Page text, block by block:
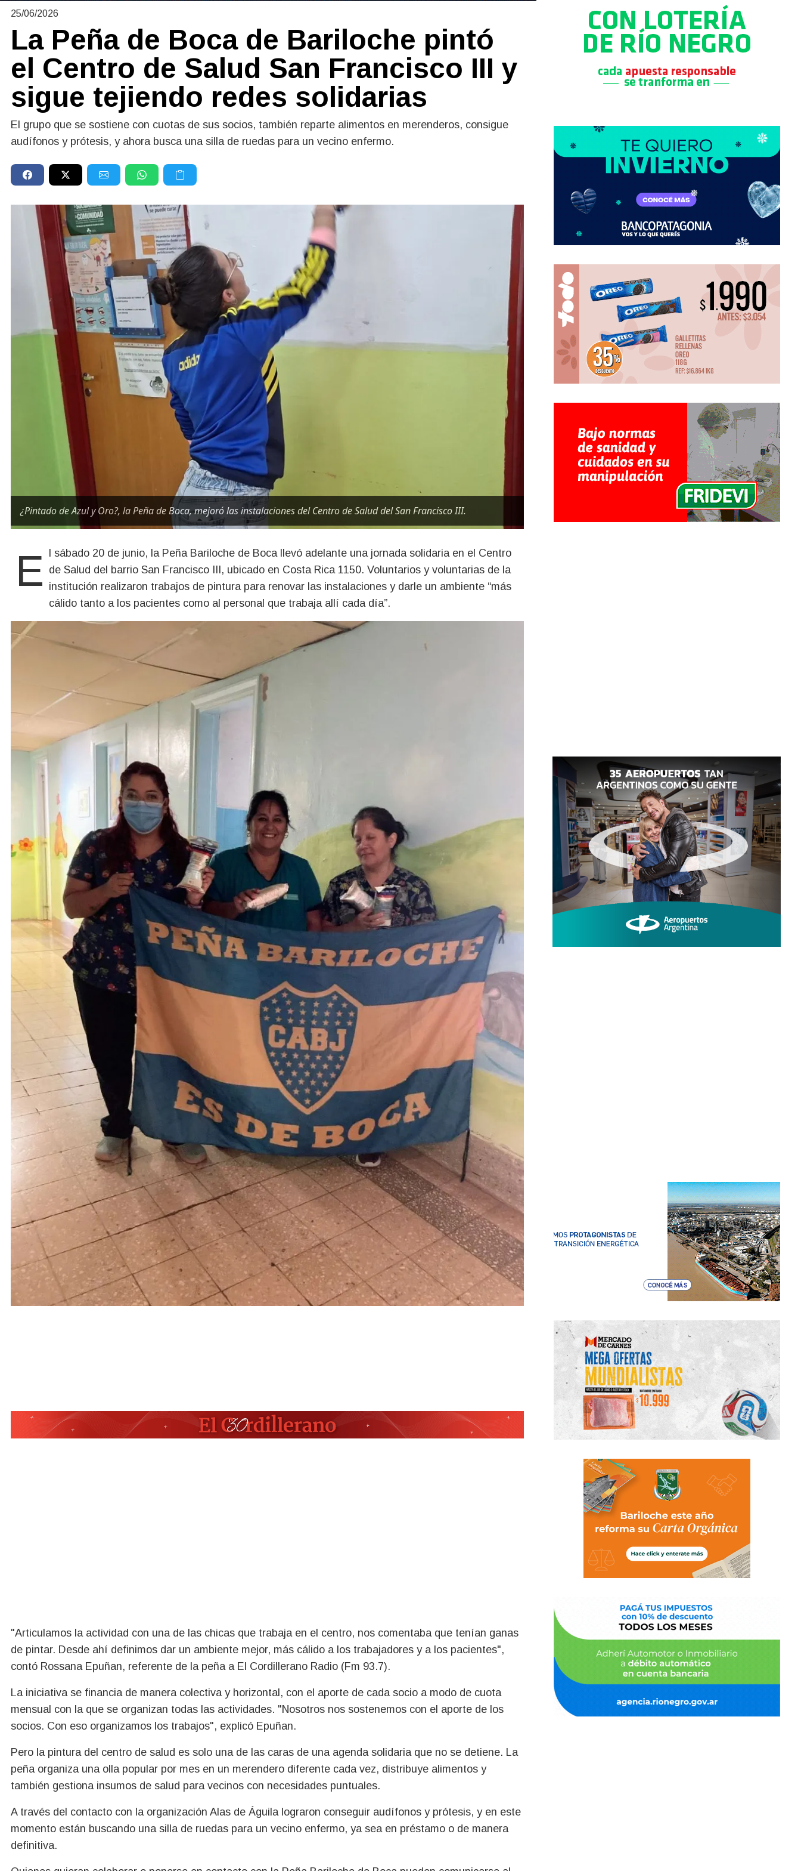
25/06/2026
La Peña de Boca de Bariloche pintó
el Centro de Salud San Francisco III y
sigue tejiendo redes solidarias
El grupo que se sostiene con cuotas de sus socios, también reparte alimentos en merenderos, consigue
audífonos y prótesis, y ahora busca una silla de ruedas para un vecino enfermo.
¿Pintado de Azul y Oro?, la Peña de Boca, mejoró las instalaciones del Centro de Salud del San Francisco III.
El sábado 20 de junio, la Peña Bariloche de Boca llevó adelante una jornada solidaria en el Centro de Salud del barrio San Francisco III, ubicado en Costa Rica 1150. Voluntarios y voluntarias de la
institución realizaron trabajos de pintura para renovar las instalaciones y darle un ambiente “más
cálido tanto a los pacientes como al personal que trabaja allí cada día”.
"Articulamos la actividad con una de las chicas que trabaja en el centro, nos comentaba que tenían ganas
de pintar. Desde ahí definimos dar un ambiente mejor, más cálido a los trabajadores y a los pacientes",
contó Rossana Epuñan, referente de la peña a El Cordillerano Radio (Fm 93.7).
La iniciativa se financia de manera colectiva y horizontal, con el aporte de cada socio a modo de cuota
mensual con la que se organizan todas las actividades. "Nosotros nos sostenemos con el aporte de los
socios. Con eso organizamos los trabajos", explicó Epuñan.
Pero la pintura del centro de salud es solo una de las caras de una agenda solidaria que no se detiene. La
peña organiza una olla popular por mes en un merendero diferente cada vez, distribuye alimentos y
también gestiona insumos de salud para vecinos con necesidades puntuales.
A través del contacto con la organización Alas de Águila lograron conseguir audífonos y prótesis, y en este
momento están buscando una silla de ruedas para un vecino enfermo, ya sea en préstamo o de manera
definitiva.